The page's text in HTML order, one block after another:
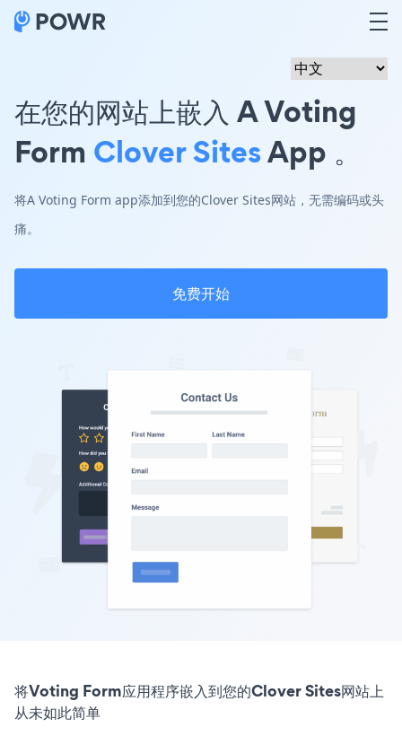
在您的网站上嵌入 A Voting
Form Clover SitesApp 。
将A Voting Form app添加到您的Clover Sites网站，无需编码或头
痛。
免费开始
将Voting Form应用程序嵌入到您的Clover Sites网站上
从未如此简单